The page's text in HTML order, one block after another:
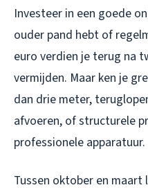
Investeer in een goede
ouder pand hebt of
euro verdien je terug na
vermijden. Maar ken je
dan drie meter,
afvoeren, of structurele
professionele apparatuur.
Tussen oktober en